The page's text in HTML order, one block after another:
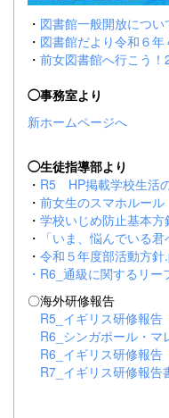
・ 図書館一般開放につい
・ 図書館だより令和６
・ 前女図書館へ行こう
◯事務室より
新ホームページへ
◯生徒指導部より
・ R5 HP掲載学校生活
・ 前女生のスマホルール
・ 学校いじめ防止基本方
・
「いま、悩んでいる
・ 令和５年度部活動方針
・ R6_通級に関するリー
〇海外研修報告
R5_イギリス研修報告
R6_シンガポール・マ
R6_イギリス研修報告
R7_イギリス研修報告